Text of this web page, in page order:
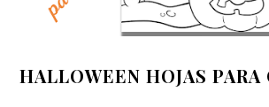
HALLOWEEN HOJAS PARA